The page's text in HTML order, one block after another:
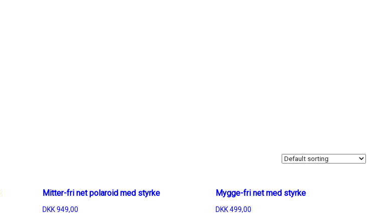
Mitter-fri net polaroid med styrke
DKK949,00
Mygge-fri net med styrke
DKK499,00